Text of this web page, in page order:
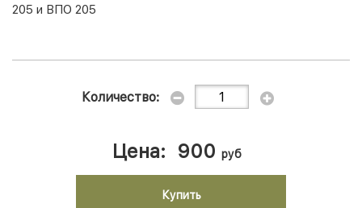
205 и ВПО 205
Количество:
Цена: 900 руб
Купить